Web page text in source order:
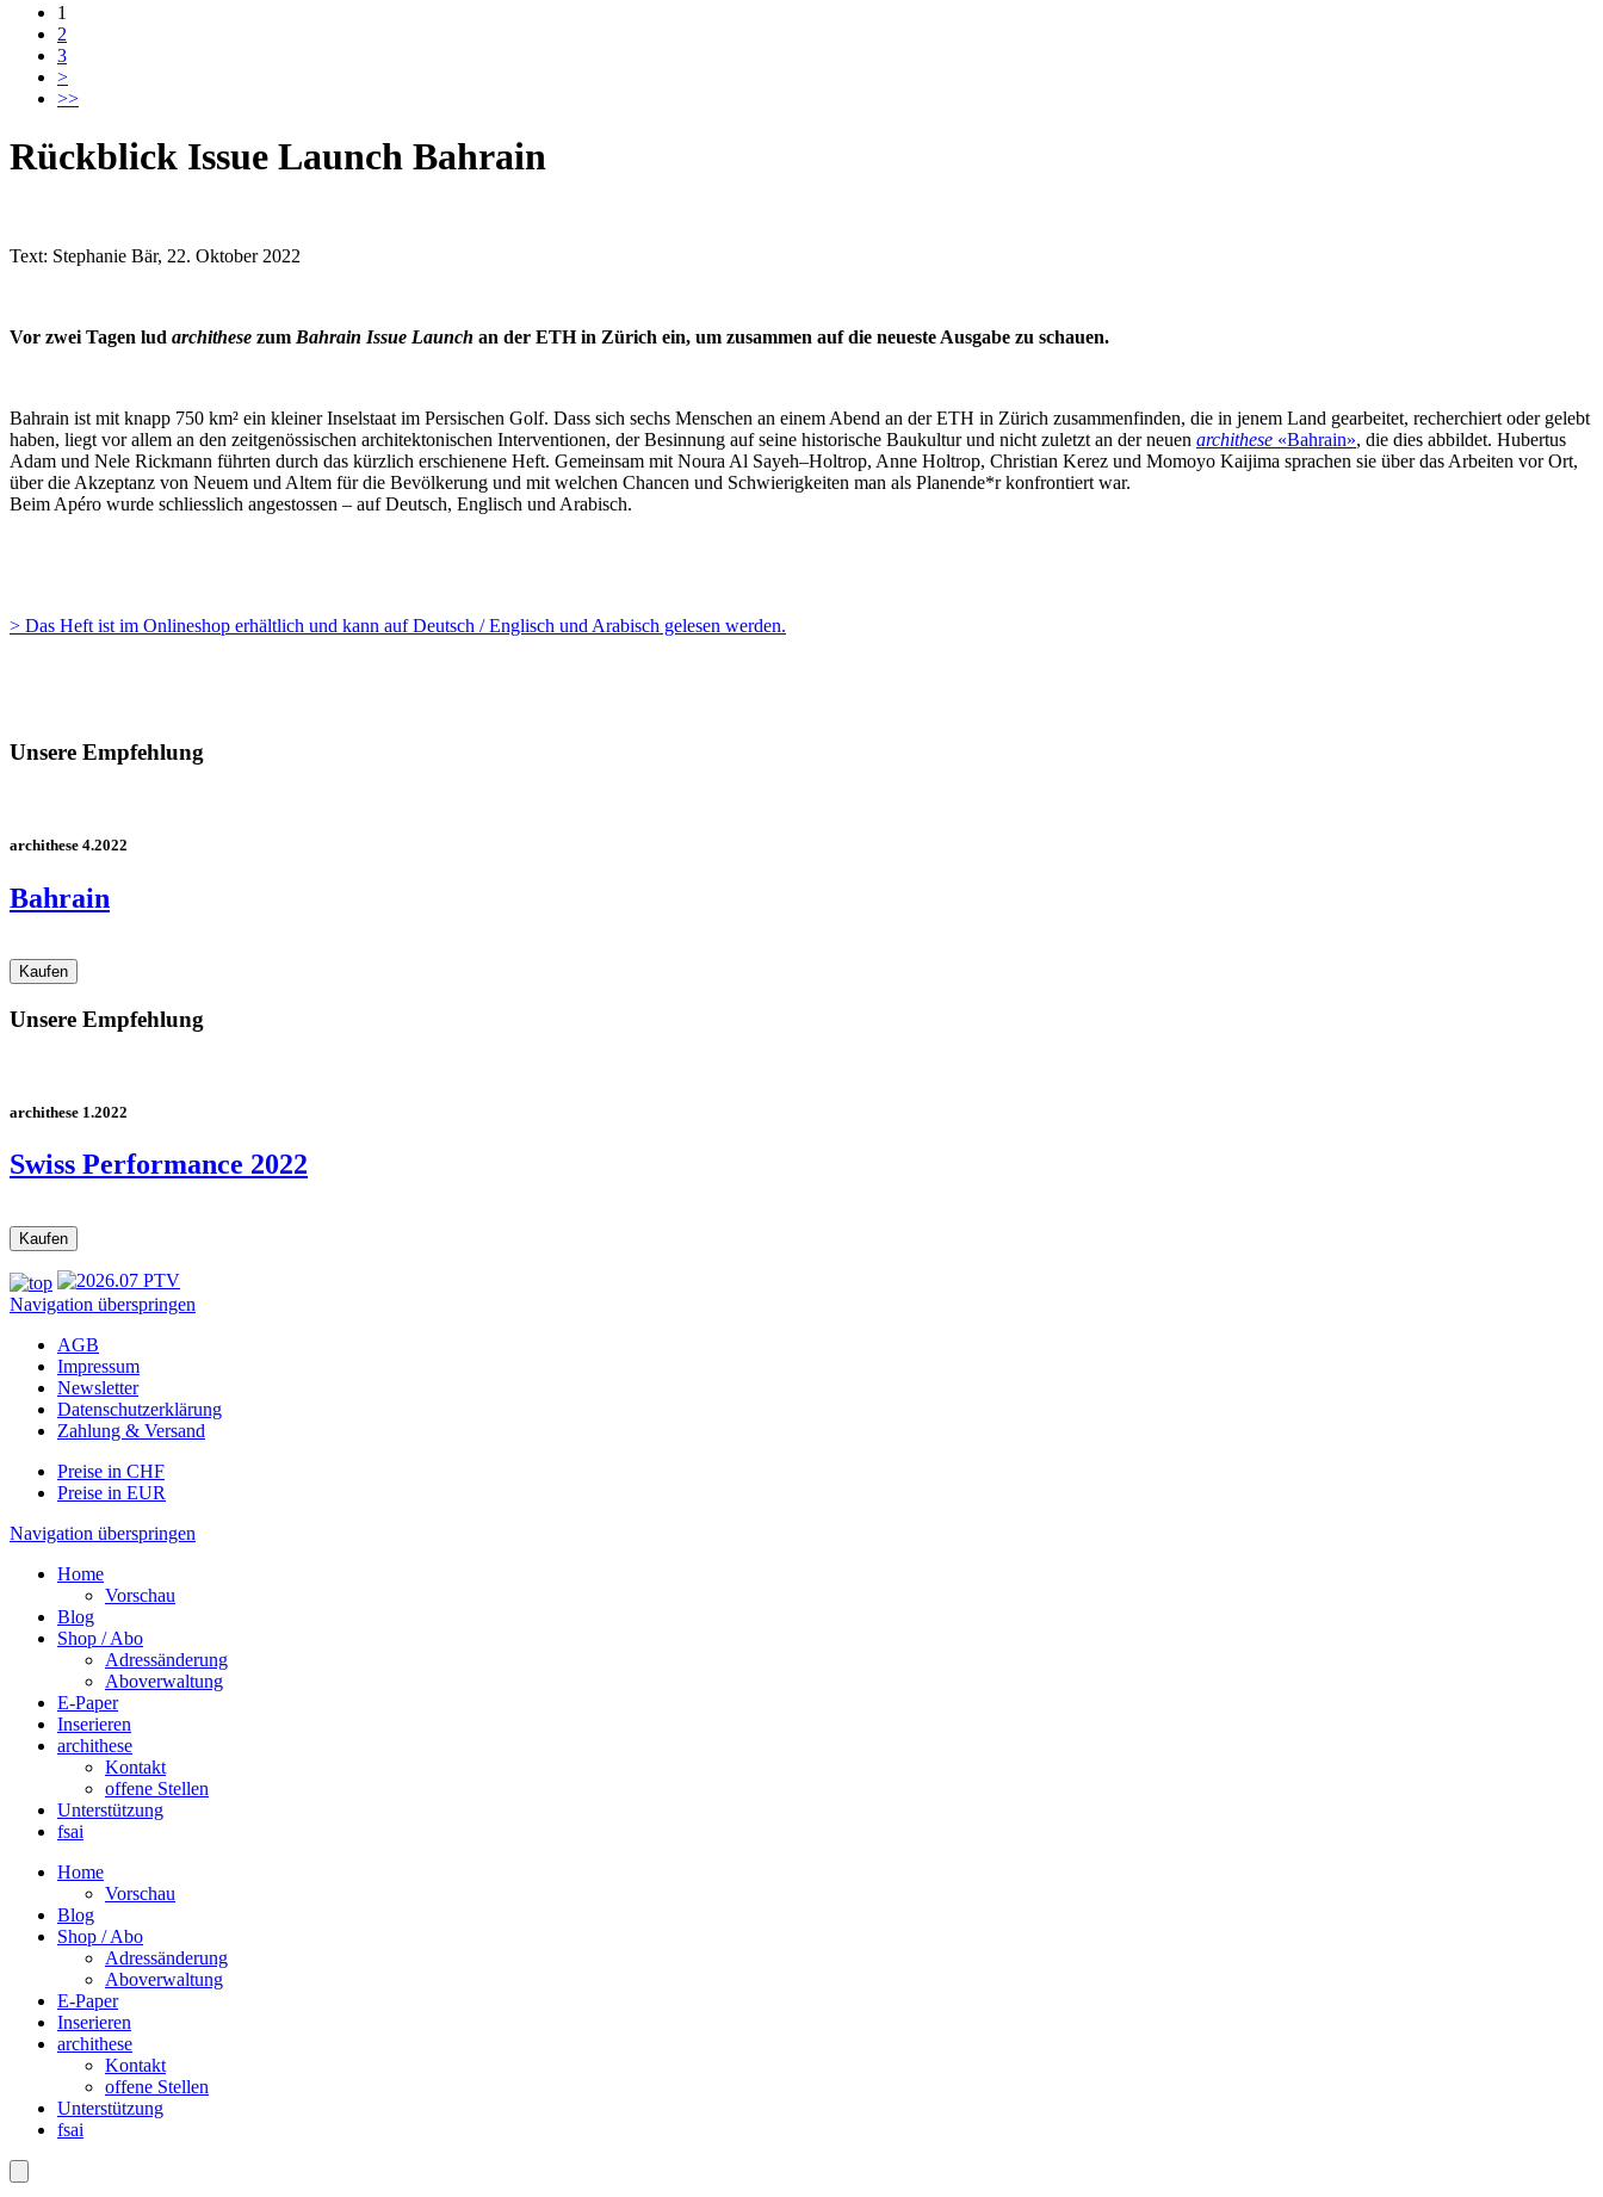
1
2
3
>
>>
Rückblick Issue Launch Bahrain
Text: Stephanie Bär, 22. Oktober 2022
Vor zwei Tagen lud archithese zum Bahrain Issue Launch an der ETH in Zürich ein, um zusammen auf die neueste Ausgabe zu schauen.
Bahrain ist mit knapp 750 km² ein kleiner Inselstaat im Persischen Golf. Dass sich sechs Menschen an einem Abend an der ETH in Zürich zusammenfinden, die in jenem Land gearbeitet, recherchiert oder gelebt
haben, liegt vor allem an den zeitgenössischen architektonischen Interventionen, der Besinnung auf seine historische Baukultur und nicht zuletzt an der neuen archithese «Bahrain», die dies abbildet. Hubertus
Adam und Nele Rickmann führten durch das kürzlich erschienene Heft. Gemeinsam mit Noura Al Sayeh–Holtrop, Anne Holtrop, Christian Kerez und Momoyo Kaijima sprachen sie über das Arbeiten vor Ort,
über die Akzeptanz von Neuem und Altem für die Bevölkerung und mit welchen Chancen und Schwierigkeiten man als Planende*r konfrontiert war.
Beim Apéro wurde schliesslich angestossen – auf Deutsch, Englisch und Arabisch.
> Das Heft ist im Onlineshop erhältlich und kann auf Deutsch / Englisch und Arabisch gelesen werden.
Unsere Empfehlung
archithese 4.2022
Bahrain
Unsere Empfehlung
archithese 1.2022
Swiss Performance 2022
Navigation überspringen
AGB
Impressum
Newsletter
Datenschutzerklärung
Zahlung & Versand
Preise in CHF
Preise in EUR
Navigation überspringen
Home
Vorschau
Blog
Shop / Abo
Adressänderung
Aboverwaltung
E-Paper
Inserieren
archithese
Kontakt
offene Stellen
Unterstützung
fsai
Home
Vorschau
Blog
Shop / Abo
Adressänderung
Aboverwaltung
E-Paper
Inserieren
archithese
Kontakt
offene Stellen
Unterstützung
fsai